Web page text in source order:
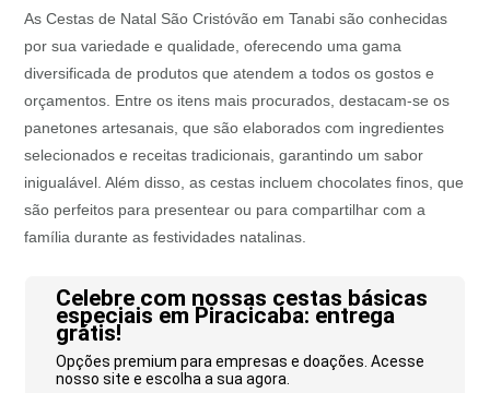
As Cestas de Natal São Cristóvão em Tanabi são conhecidas
por sua variedade e qualidade, oferecendo uma gama
diversificada de produtos que atendem a todos os gostos e
orçamentos. Entre os itens mais procurados, destacam-se os
panetones artesanais, que são elaborados com ingredientes
selecionados e receitas tradicionais, garantindo um sabor
inigualável. Além disso, as cestas incluem chocolates finos, que
são perfeitos para presentear ou para compartilhar com a
família durante as festividades natalinas.
Celebre com nossas cestas básicas
especiais em Piracicaba: entrega
grátis!
Opções premium para empresas e doações. Acesse
nosso site e escolha a sua agora.